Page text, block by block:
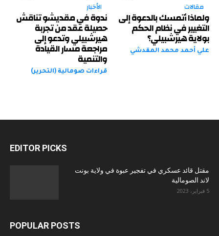
مقالات
ولماذا أتمسك بالدعوة إلى
التغيير في نظام الحكم
بولاية هيرشبيلي؟
علي أحمد محمد المقدشي
الأخبار
ندوة في مقديشو تناقش
حصيلة عقد من تجربة
هيرشبيلي وتدعو إلى
مراجعة مسار القيادة
والتنمية
قراءات صومالية (التحرير)
EDITOR PICKS
مقتل قائد عسكري في تفجير عبوة في ولاية بونت
لاند الصومالية
5 فبراير، 2023
POPULAR POSTS